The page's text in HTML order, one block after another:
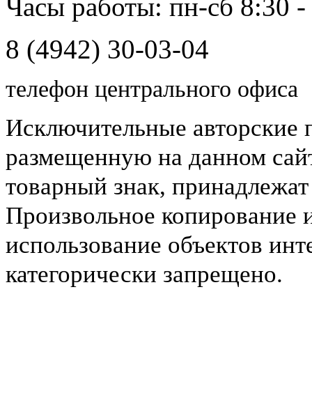
Часы работы: пн-сб 8:30
8 (4942) 30-03-04
телефон центрального офиса
Исключительные
размещенную на данном
товарный знак,
Произвольное копирование
использование объектов
категорически запрещено.